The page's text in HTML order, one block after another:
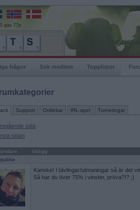
gav 77p
frågor Sök medlem Topplistor
Support Ordlekar IRL-spel Turneringar
sida
sidan
Inlägg
Kanske! I tävlingar/utmaningar så är det
Så har du över 75% i vinster, pröva?!? ;)